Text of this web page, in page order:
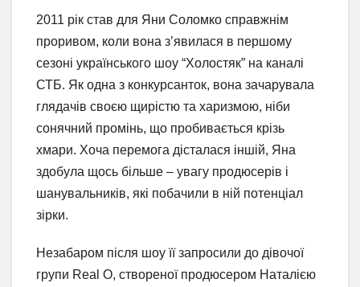
2011 рік став для Яни Соломко справжнім
проривом, коли вона з’явилася в першому
сезоні українського шоу “Холостяк” на каналі
СТБ. Як одна з конкурсанток, вона зачарувала
глядачів своєю щирістю та харизмою, ніби
сонячний промінь, що пробивається крізь
хмари. Хоча перемога дісталася іншій, Яна
здобула щось більше – увагу продюсерів і
шанувальників, які побачили в ній потенціал
зірки.
Незабаром після шоу її запросили до дівочої
групи Real O, створеної продюсером Наталією